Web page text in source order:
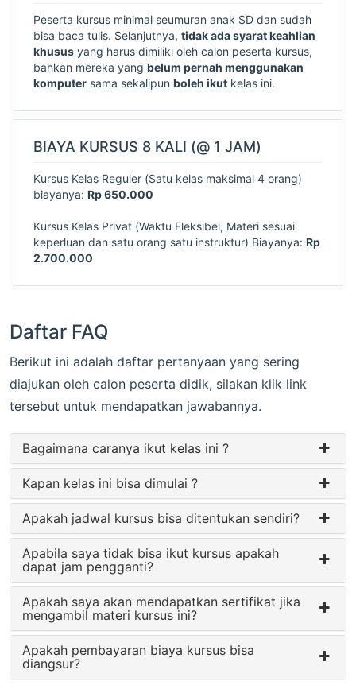
Peserta kursus minimal seumuran anak SD dan sudah
bisa baca tulis. Selanjutnya, tidak ada syarat keahlian
khusus yang harus dimiliki oleh calon peserta kursus,
bahkan mereka yang belum pernah menggunakan
komputer sama sekalipun boleh ikut kelas ini.
BIAYA KURSUS 8 KALI (@ 1 JAM)
Kursus Kelas Reguler (Satu kelas maksimal 4 orang)
biayanya: Rp 650.000
Kursus Kelas Privat (Waktu Fleksibel, Materi sesuai
keperluan dan satu orang satu instruktur) Biayanya: Rp
2.700.000
Daftar FAQ
Berikut ini adalah daftar pertanyaan yang sering
diajukan oleh calon peserta didik, silakan klik link
tersebut untuk mendapatkan jawabannya.
Bagaimana caranya ikut kelas ini ?
Kapan kelas ini bisa dimulai ?
Apakah jadwal kursus bisa ditentukan sendiri?
Apabila saya tidak bisa ikut kursus apakah
dapat jam pengganti?
Apakah saya akan mendapatkan sertifikat jika
mengambil materi kursus ini?
Apakah pembayaran biaya kursus bisa
diangsur?